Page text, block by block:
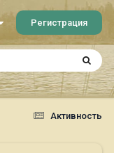
Регистрация
Активность